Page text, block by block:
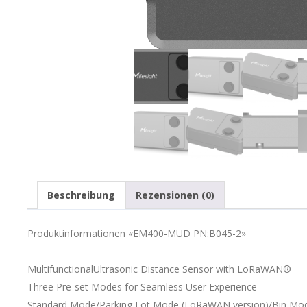
Beschreibung Rezensionen (0)
Produktinformationen «EM400-MUD PN:B045-2»
MultifunctionalUltrasonic Distance Sensor with LoRaWAN®
Three Pre-set Modes for Seamless User Experience